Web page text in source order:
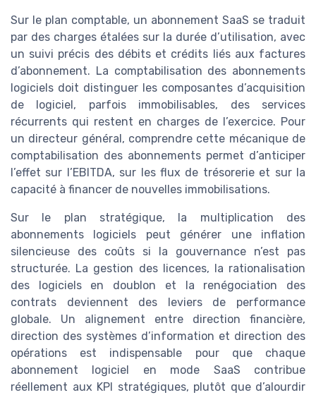
Sur le plan comptable, un abonnement SaaS se traduit
par des charges étalées sur la durée d’utilisation, avec
un suivi précis des débits et crédits liés aux factures
d’abonnement. La comptabilisation des abonnements
logiciels doit distinguer les composantes d’acquisition
de logiciel, parfois immobilisables, des services
récurrents qui restent en charges de l’exercice. Pour
un directeur général, comprendre cette mécanique de
comptabilisation des abonnements permet d’anticiper
l’effet sur l’EBITDA, sur les flux de trésorerie et sur la
capacité à financer de nouvelles immobilisations.
Sur le plan stratégique, la multiplication des
abonnements logiciels peut générer une inflation
silencieuse des coûts si la gouvernance n’est pas
structurée. La gestion des licences, la rationalisation
des logiciels en doublon et la renégociation des
contrats deviennent des leviers de performance
globale. Un alignement entre direction financière,
direction des systèmes d’information et direction des
opérations est indispensable pour que chaque
abonnement logiciel en mode SaaS contribue
réellement aux KPI stratégiques, plutôt que d’alourdir